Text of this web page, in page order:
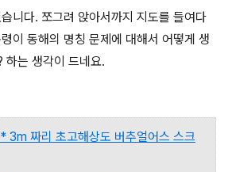
니다. 쪼그려 앉아서까지 지도를 들여다
이 동해의 명칭 문제에 대해서 어떻게 생
하는 생각이 드네요.
짜리 초고해상도 버추얼어스 스크